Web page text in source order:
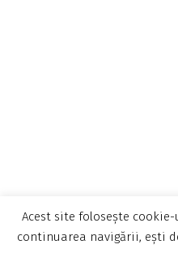
Acest site folosește
continuarea navigării, ești